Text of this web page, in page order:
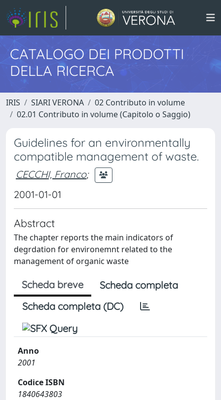
CATALOGO DEI PRODOTTI
DELLA RICERCA
IRIS SIARI VERONA
02 Contributo in volume
02.01 Contributo in volume (Capitolo o Saggio)
Guidelines for an environmentally
compatible management of waste.
CECCHI, Franco;
2001-01-01
Abstract
The chapter reports the main indicators of
degrdation for environemnt related to the
management of organic waste
Scheda breve
Scheda completa
Scheda completa (DC)
Anno
2001
Codice ISBN
1840643803